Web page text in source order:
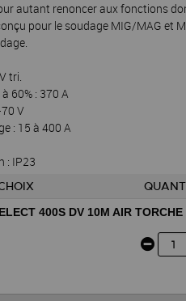
autant renoncer aux fonctions
pour le soudage MIG/MAG et
tri.
60% : 370 A
V
: 15 à 400 A
: IP23
400S DV 10M AIR